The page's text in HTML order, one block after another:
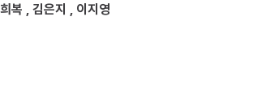
복 , 김은지 , 이지영